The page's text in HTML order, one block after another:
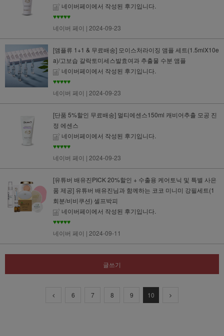
네이버페이에서 작성된 후기입니다.
♥♥♥♥♥
네이버 페이 | 2024-09-23
[앰플류 1+1 & 무료배송] 모이스처라이징 앰플 세트(1.5mlX10e
a)/고보습 갈락토미세스발효여과 추출물 수분 앰플
네이버페이에서 작성된 후기입니다.
♥♥♥♥♥
네이버 페이 | 2024-09-23
[단품 5%할인 무료배송] 멀티에센스150ml 캐비어추출 모공 진
정 에센스
네이버페이에서 작성된 후기입니다.
♥♥♥♥♥
네이버 페이 | 2024-09-23
[유튜버 배유진PICK 20%할인 + 수출용 케어토닉 및 특별 사은
품 제공] 유튜버 배유진님과 함께하는 코코 미니미 강필세트(1
회분/비비쿠션) 셀프박피
네이버페이에서 작성된 후기입니다.
♥♥♥♥♥
네이버 페이 | 2024-09-11
글쓰기
6 7 8 9 10